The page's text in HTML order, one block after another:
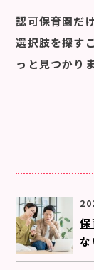
認可保育園だ
選択肢を探す
っと見つかりま
な